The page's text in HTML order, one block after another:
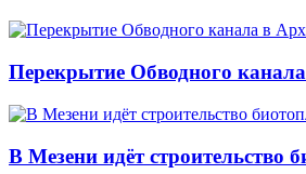
Перекрытие Обводного
В Мезени идёт строительство